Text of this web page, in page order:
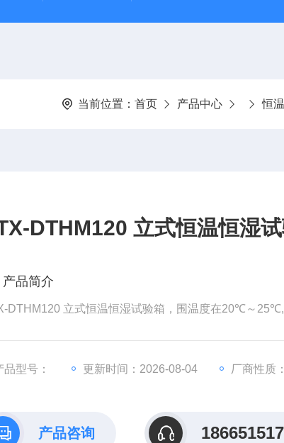
当前位置： 首页 产品中心 恒
DTHM120 立式恒温恒湿
产品简介
DTHM120 立式恒温恒湿试验箱，围温度在20℃～25℃,
品型号： 更新时间：2026-08-04 厂商性质
产品咨询